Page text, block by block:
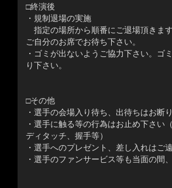
□終演後
・規制退場の実施
指定の場所から順番にご退場頂きま
ご自分のお席でお待ち下さい。
・ゴミが出ないようご協力下さい。ゴ
り下さい。
□その他
・選手の会場入り待ち、出待ちはお断
・選手に触る等の行為はお止め下さい
ディタッチ、握手等）
・選手へのプレゼント、差し入れはご
・選手のファンサービス等も当面の間